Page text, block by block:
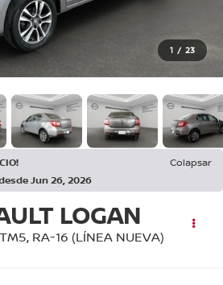
1 / 23
Colapsar
Jun 26, 2026
LOGAN
RA-16 (LÍNEA NUEVA)